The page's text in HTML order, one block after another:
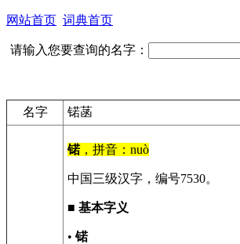
网站首页 词典首页
请输入您要查询的名字：
名字 锘菡
锘，拼音：nuò
中国三级汉字，编号7530。
■ 基本字义
• 锘